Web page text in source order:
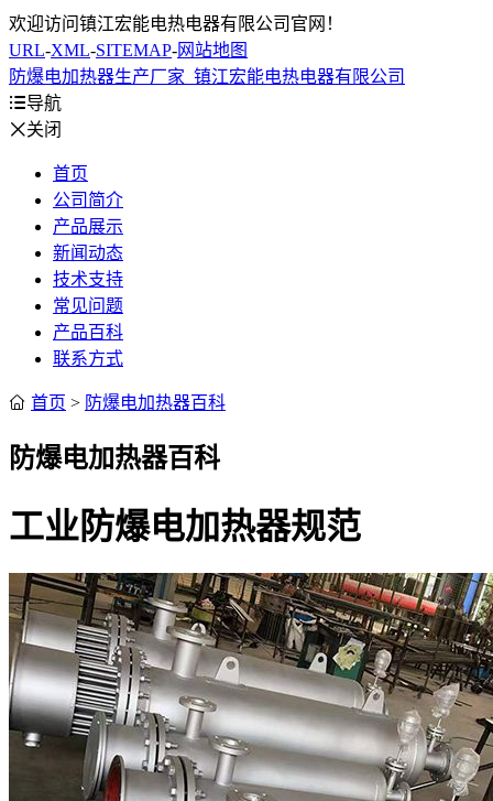
欢迎访问镇江宏能电热电器有限公司官网！
URL-XML-SITEMAP-网站地图
防爆电加热器生产厂家_镇江宏能电热电器有限公司
导航
关闭
首页
公司简介
产品展示
新闻动态
技术支持
常见问题
产品百科
联系方式
 首页 > 防爆电加热器百科
防爆电加热器百科
工业防爆电加热器规范